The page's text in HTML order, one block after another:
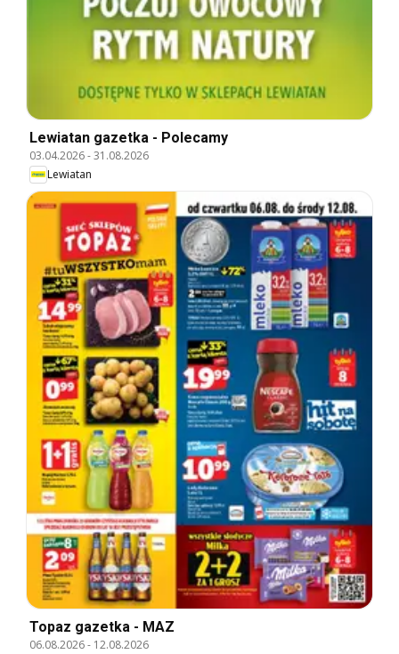
Lewiatan gazetka - Polecamy
03.04.2026-31.08.2026
Lewiatan
Topaz gazetka - MAZ
06.08.2026- 12.08.2026